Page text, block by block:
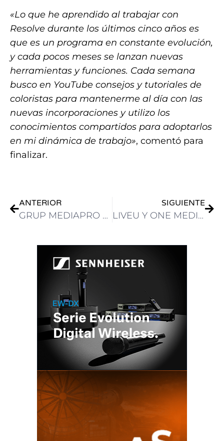
«Lo que he aprendido al trabajar con
Resolve durante los últimos cinco años es
que es un programa en constante evolución,
y cada pocos meses se lanzan nuevas
herramientas y funciones. Cada semana
busco en YouTube consejos y tutoriales de
coloristas para mantenerme al día con las
nuevas incorporaciones y utilizo los
conocimientos compartidos para adoptarlos
en mi dinámica de trabajo», comentó para
finalizar.
ANTERIOR
GRUP MEDIAPRO SE UNE A GOOGLE CLOUD PARA LIDERAR LA INTELIGENCIA ARTIFICIAL GENERATIVA EN LOS MEDIOS AUDIOVISUALES
SIGUIENTE
LIVEU Y ONE MEDIA SE ASOCIAN PARA AUMENTAR EL ÉXITO DE SUS CLIENTES EN TODO MÉXICO